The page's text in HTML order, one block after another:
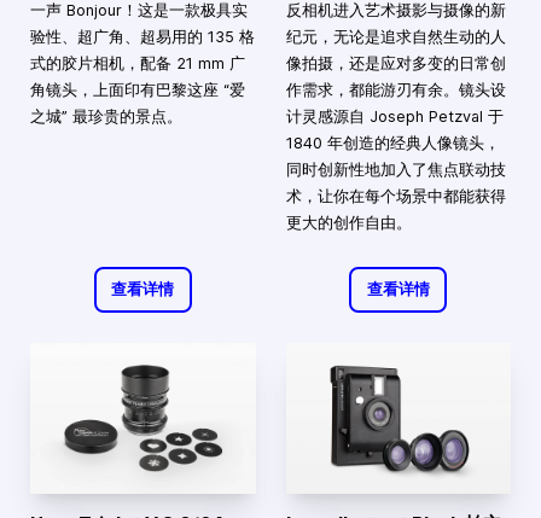
一声 Bonjour！这是一款极具实
验性、超广角、超易用的 135 格
式的胶片相机，配备 21 mm 广
角镜头，上面印有巴黎这座 “爱
之城” 最珍贵的景点。
查看详情
反相机进入艺术摄影与摄像的新
纪元，无论是追求自然生动的人
像拍摄，还是应对多变的日常创
作需求，都能游刃有余。镜头设
计灵感源自 Joseph Petzval 于
1840 年创造的经典人像镜头，
同时创新性地加入了焦点联动技
术，让你在每个场景中都能获得
更大的创作自由。
查看详情